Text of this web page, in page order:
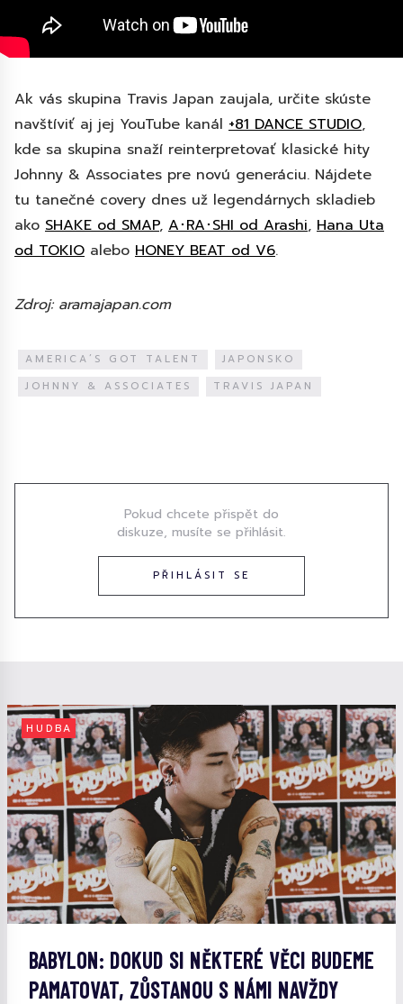
Ak vás skupina Travis Japan zaujala, určite skúste
navštíviť aj jej YouTube kanál +81 DANCE STUDIO,
kde sa skupina snaží reinterpretovať klasické hity
Johnny & Associates pre novú generáciu. Nájdete
tu tanečné covery dnes už legendárnych skladieb
ako SHAKE od SMAP, A･RA･SHI od Arashi, Hana Uta
od TOKIO alebo HONEY BEAT od V6.
Zdroj: aramajapan.com
AMERICA’S GOT TALENT
JAPONSKO
JOHNNY & ASSOCIATES
TRAVIS JAPAN
Pokud chcete přispět do
diskuze, musíte se přihlásit.
PŘIHLÁSIT SE
HUDBA
BABYLON: DOKUD SI NĚKTERÉ VĚCI BUDEME
PAMATOVAT, ZŮSTANOU S NÁMI NAVŽDY